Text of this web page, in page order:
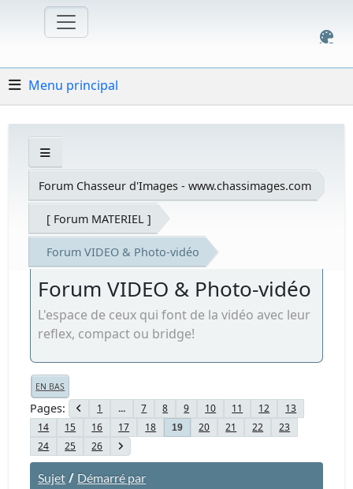
Menu principal
Forum Chasseur d'Images - www.chassimages.com
[ Forum MATERIEL ]
Forum VIDEO & Photo-vidéo
Forum VIDEO & Photo-vidéo
L'espace de ceux qui font de la vidéo avec leur
reflex, compact ou bridge!
EN BAS
Pages 1 ... 7 8 9 10 11 12
13
14
15 16 17 18 19 20 21 22
23
24
25 26
Sujet / Démarré par